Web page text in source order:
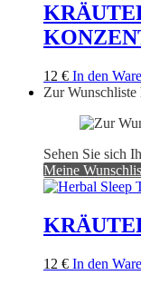
12 € In den
Zur
Sehen Sie sich
Meine
12 € In den